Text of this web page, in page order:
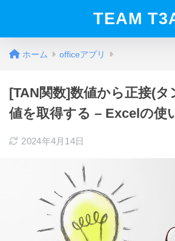
TEAM
ホーム officeアプリ
[TAN関数]数値から正接(
値を取得する – Excelの使
2024年4月14日